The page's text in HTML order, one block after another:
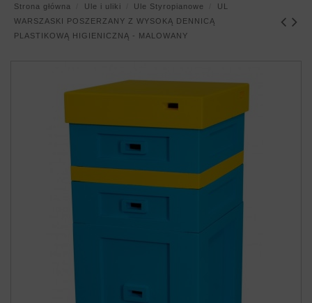
Strona główna Ule i uliki Ule Styropianowe
UL
WARSZASKI POSZERZANY Z WYSOKĄ DENNICĄ
PLASTIKOWĄ HIGIENICZNĄ - MALOWANY